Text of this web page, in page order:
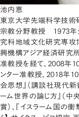
池内恵
東京大学先端科学技術研
宗教分野教授 1973年
究科地域文化研究専攻
興機構アジア経済研究
准教授を経て、2008年
ンター准教授、2018年
会思想』（講談社現代新
ーム世界の論じ方』（中
賞）、『イスラーム国の